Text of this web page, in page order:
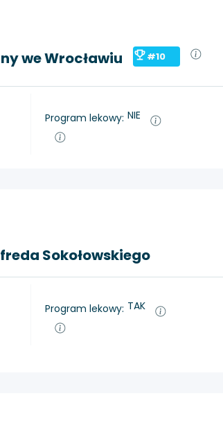
we Wrocławiu
#10
Program lekowy: NIE
Sokołowskiego
Program lekowy: TAK